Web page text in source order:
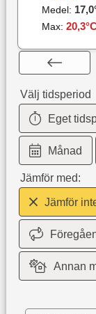
Medel: 17,0
Max: 20,3
Välj tidsperiod
Eget
Månad
Jämför med:
Jämför
Annan